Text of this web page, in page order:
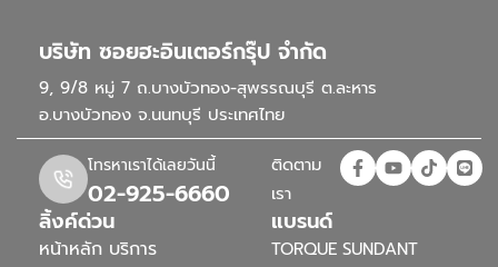
บริษัท ซอยฮะอินเตอร์กรุ๊ป จำกัด
9, 9/8 หมู่ 7 ถ.บางบัวทอง-สุพรรณบุรี ต.ละหาร
อ.บางบัวทอง จ.นนทบุรี ประเทศไทย
โทรหาเราได้เลยวันนี้
02-925-6660
ติดตาม
เรา
ลิ้งค์ด่วน
หน้าหลัก บริการ
แบรนด์
TORQUE SUNDANT